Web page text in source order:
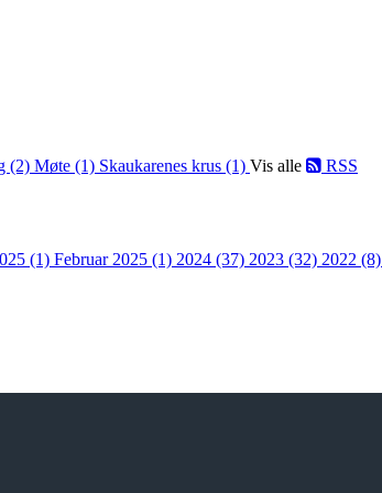
(2) Møte (1) Skaukarenes krus (1) Vis alle RSS
(1) Februar 2025 (1) 2024 (37) 2023 (32) 2022 (8)